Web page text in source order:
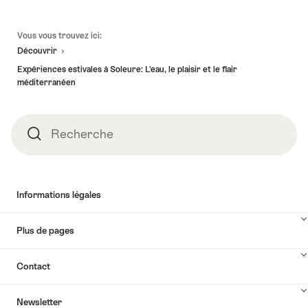
Vous vous trouvez ici:
Découvrir
Expériences estivales à Soleure: L’eau, le plaisir et le flair
méditerranéen
RechercheRecherche
Informations légales
Plus de pages
Contact
Newsletter